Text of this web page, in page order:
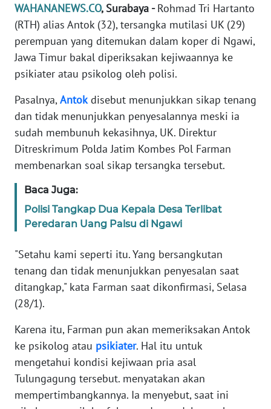
WAHANANEWS.CO, Surabaya -Rohmad Tri Hartanto
(RTH) alias Antok (32), tersangka mutilasi UK (29)
perempuan yang ditemukan dalam koper di Ngawi,
Jawa Timur bakal diperiksakan kejiwaannya ke
psikiater atau psikolog oleh polisi.
Pasalnya,Antokdisebut menunjukkan sikap tenang
dan tidak menunjukkan penyesalannya meski ia
sudah membunuh kekasihnya, UK. Direktur
Ditreskrimum Polda Jatim Kombes Pol Farman
membenarkan soal sikap tersangka tersebut.
Baca Juga:
Polisi Tangkap Dua Kepala Desa Terlibat
Peredaran Uang Palsu di Ngawi
"Setahu kami seperti itu. Yang bersangkutan
tenang dan tidak menunjukkan penyesalan saat
ditangkap," kata Farman saat dikonfirmasi, Selasa
(28/1).
Karena itu, Farman pun akan memeriksakan Antok
ke psikolog atau psikiater. Hal itu untuk
mengetahui kondisi kejiwaan pria asal
Tulungagung tersebut. menyatakan akan
mempertimbangkannya. Ia menyebut, saat ini
EDITORIAL
Informasi
BERITA
KONTAK
KAMI
IKLAN
TENTANG
PEDOMAN
MEDIA
SIBER
KARIR
DISCLAIMER